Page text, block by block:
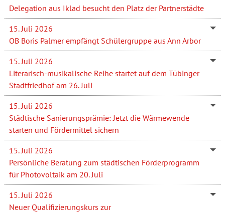
Delegation aus Iklad besucht den Platz der Partnerstädte
15. Juli 2026
OB Boris Palmer empfängt Schülergruppe aus Ann Arbor
15. Juli 2026
Literarisch-musikalische Reihe startet auf dem Tübinger
Stadtfriedhof am 26. Juli
15. Juli 2026
Städtische Sanierungsprämie: Jetzt die Wärmewende
starten und Fördermittel sichern
15. Juli 2026
Persönliche Beratung zum städtischen Förderprogramm
für Photovoltaik am 20. Juli
15. Juli 2026
Neuer Qualifizierungskurs zur